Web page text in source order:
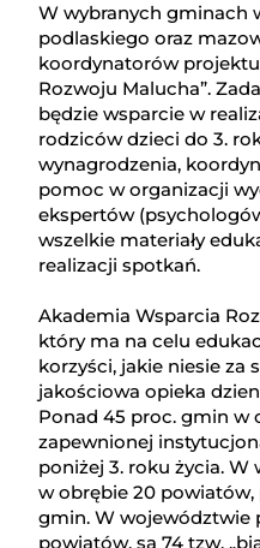
W wybranych gminach
podlaskiego oraz
koordynatorów
Rozwoju Malucha”.
będzie wsparcie w
rodziców dzieci do 3.
wynagrodzenia,
pomoc w organizacji
ekspertów
wszelkie materiały
realizacji spotkań.
Akademia Wsparcia
który ma na celu
korzyści, jakie niesie za
jakościowa opieka
Ponad 45 proc. gmin w
zapewnionej
poniżej 3. roku życia.
w obrębie 20 powiatów,
gmin. W województwie
powiatów, są 74 tzw.